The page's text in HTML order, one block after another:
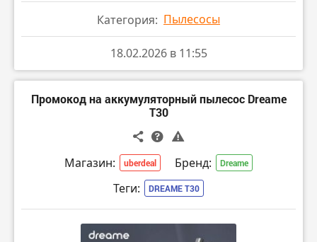
Категория: Пылесосы
18.02.2026 в 11:55
Промокод на аккумуляторный пылесос Dreame
T30
Магазин: uberdeal Бренд: Dreame
Теги: DREAME T30